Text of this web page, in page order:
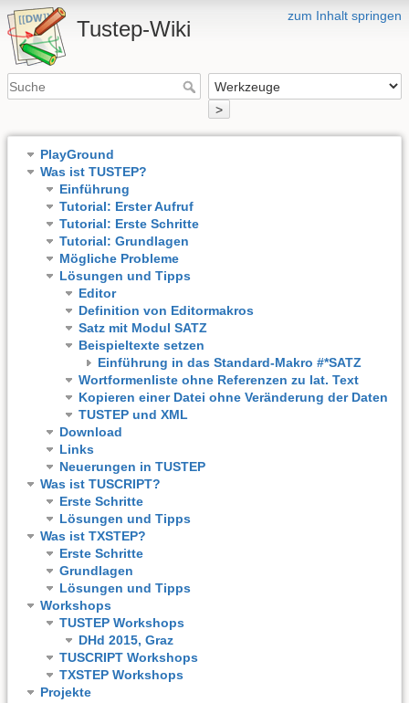
zum Inhalt springen
Tustep-Wiki
>
PlayGround
Was ist TUSTEP?
Einführung
Tutorial: Erster Aufruf
Tutorial: Erste Schritte
Tutorial: Grundlagen
Mögliche Probleme
Lösungen und Tipps
Editor
Definition von Editormakros
Satz mit Modul SATZ
Beispieltexte setzen
Einführung in das Standard-Makro #*SATZ
Wortformenliste ohne Referenzen zu l​at. Text
Kopieren einer Datei ohne Veränderung der Daten
TUSTEP und XML
Download
Links
Neuerungen in TUSTEP
Was ist TUSCRIPT?
Erste Schritte
Lösungen und Tipps
Was ist TXSTEP?
Erste Schritte
Grundlagen
Lösungen und Tipps
Workshops
TUSTEP Workshops
DHd 2015, Graz
TUSCRIPT Workshops
TXSTEP Workshops
Projekte